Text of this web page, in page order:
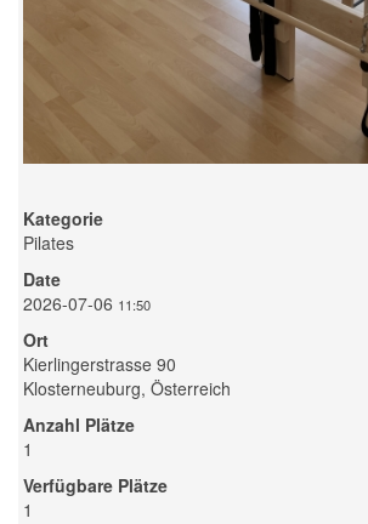
Kategorie
Pilates
Date
2026-07-06 11:50
Ort
Kierlingerstrasse 90
Klosterneuburg, Österreich
Anzahl Plätze
1
Verfügbare Plätze
1